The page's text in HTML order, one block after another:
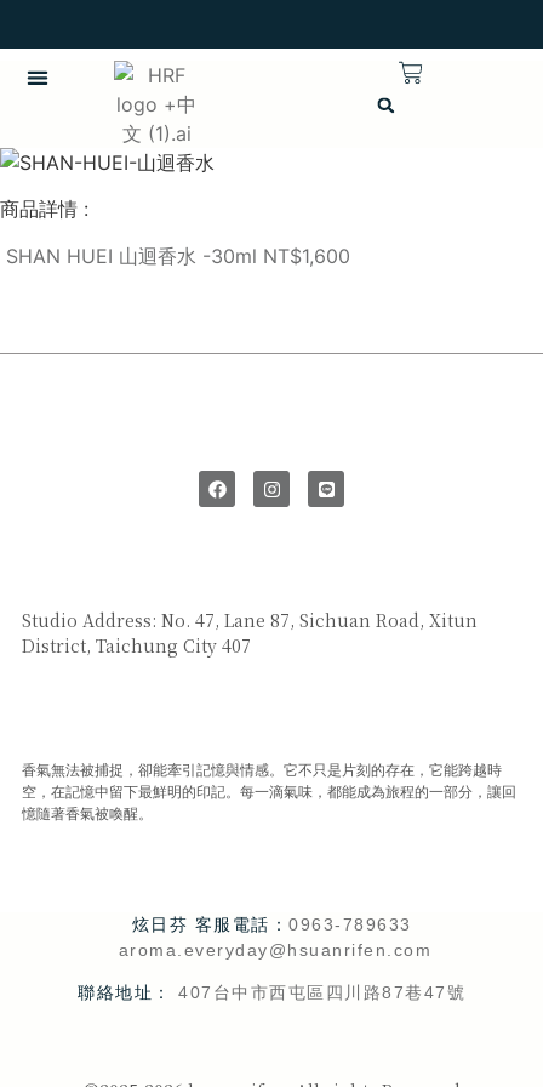
商品詳情 :
SHAN HUEI 山迴香水 -30ml NT$1,600
Studio Address: No. 47, Lane 87, Sichuan Road, Xitun
District, Taichung City 407
香氣無法被捕捉，卻能牽引記憶與情感。它不只是片刻的存在，它能跨越時
空，在記憶中留下最鮮明的印記。每一滴氣味，都能成為旅程的一部分，讓回
憶隨著香氣被喚醒。
炫日芬 客服電話： 0963-789633
aroma.everyday@hsuanrifen.com
聯絡地址： 407台中市西屯區四川路87巷47號